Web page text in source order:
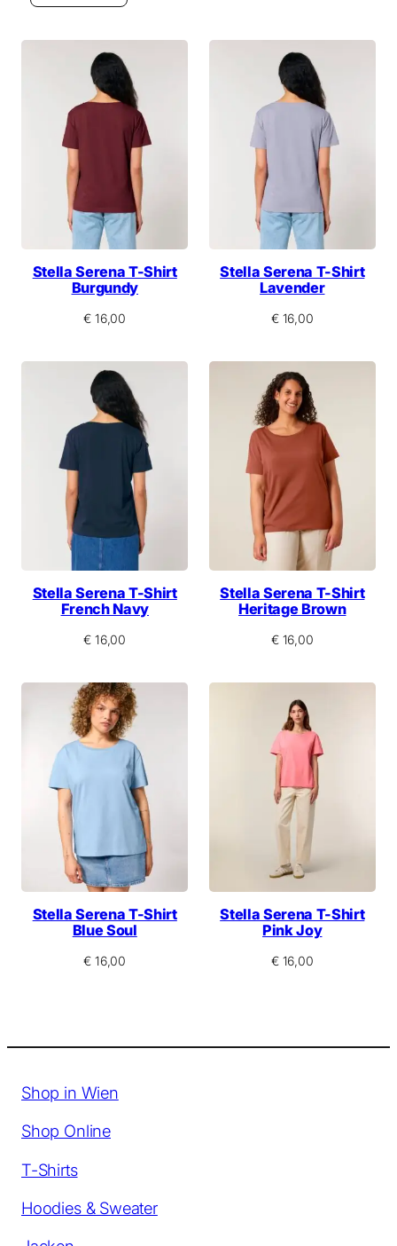
s
Stella Serena T-Shirt
Burgundy
€ 16,00
Stella Serena T-Shirt
Lavender
€16,00
Stella Serena T-Shirt
French Navy
€ 16,00
Stella Serena T-Shirt
Heritage Brown
€16,00
Stella Serena T-Shirt
Blue Soul
€ 16,00
Stella Serena T-Shirt
Pink Joy
€16,00
Shop in Wien
Shop Online
T-Shirts
Hoodies & Sweater